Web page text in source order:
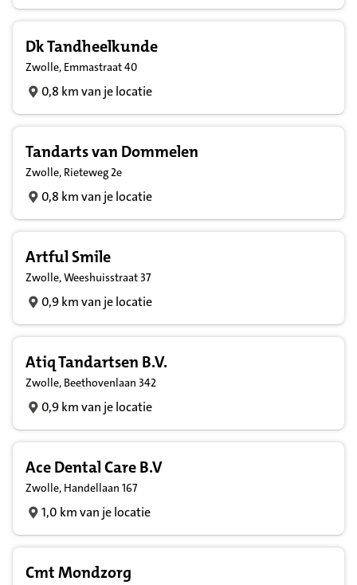
Dk Tandheelkunde
Zwolle, Emmastraat 40
0,8 km van je locatie
Tandarts van Dommelen
Zwolle, Rieteweg 2e
0,8 km van je locatie
Artful Smile
Zwolle, Weeshuisstraat 37
0,9 km van je locatie
Atiq Tandartsen B.V.
Zwolle, Beethovenlaan 342
0,9 km van je locatie
Ace Dental Care B.V
Zwolle, Handellaan 167
1,0 km van je locatie
Cmt Mondzorg